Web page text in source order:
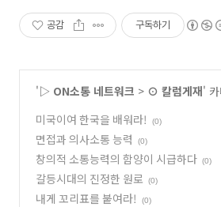
공감 구독하기
'▷ ON소통 네트워크 > ⊙ 칼럼게재'
미국이여 한국을 배워라!
(0)
면접과 의사소통 능력 (0)
창의적 소통능력의 함양이 시급하다 (0)
갈등시대의 진정한 원로 (0)
내게 꼬리표를 붙여라! (0)